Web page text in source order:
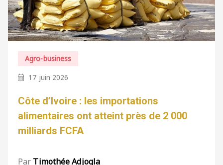
Agro-business
17 juin 2026
Côte d’Ivoire : les importations
alimentaires ont atteint près de 2 000
milliards FCFA
Par Timothée Adjogla